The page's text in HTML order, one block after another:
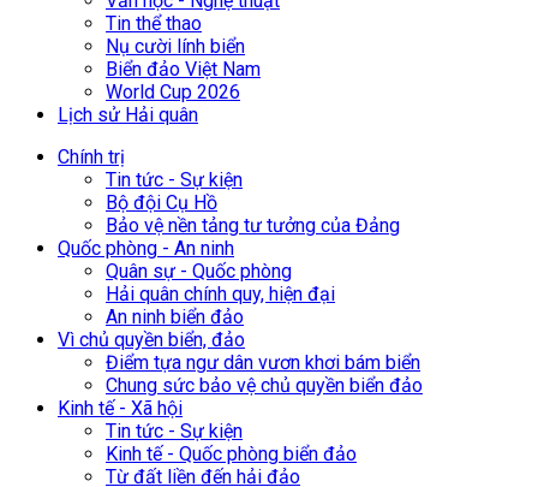
Tin thể thao
Nụ cười lính biển
Biển đảo Việt Nam
World Cup 2026
Lịch sử Hải quân
Chính trị
Tin tức - Sự kiện
Bộ đội Cụ Hồ
Bảo vệ nền tảng tư tưởng của Đảng
Quốc phòng - An ninh
Quân sự - Quốc phòng
Hải quân chính quy, hiện đại
An ninh biển đảo
Vì chủ quyền biển, đảo
Điểm tựa ngư dân vươn khơi bám biển
Chung sức bảo vệ chủ quyền biển đảo
Kinh tế - Xã hội
Tin tức - Sự kiện
Kinh tế - Quốc phòng biển đảo
Từ đất liền đến hải đảo